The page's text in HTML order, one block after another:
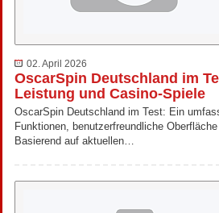
02. April 2026
OscarSpin Deutschland im
Leistung und Casino-Spiele
OscarSpin Deutschland im Test: Ein
Funktionen, benutzerfreundliche
Basierend auf aktuellen…